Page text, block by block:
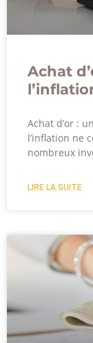
Achat
Achat d’or :
l’inflation ne
nombreux
LIRE LA SUITE